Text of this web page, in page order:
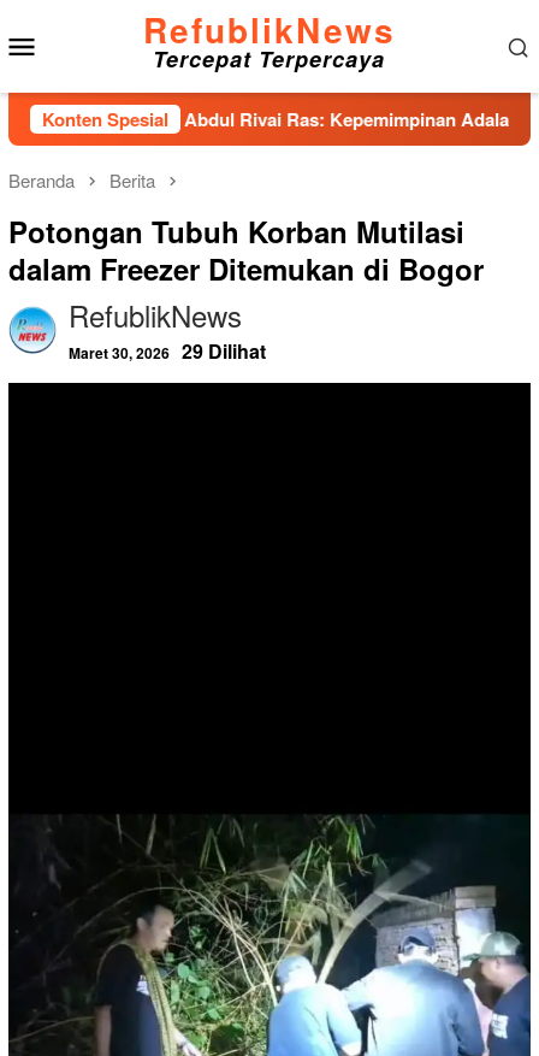
ke
konten
RefublikNews
Tercepat Terpercaya
Konten Spesial
Hadirkan Abdul Rivai Ras: Kepemimpinan Adalah Talenta
Beranda Berita
Potongan Tubuh Korban Mutilasi
dalam Freezer Ditemukan di Bogor
RefublikNews
Maret 30, 2026 29 Dilihat